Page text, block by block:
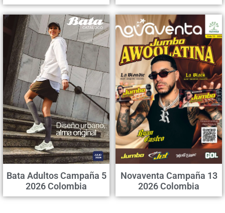
Bata Adultos Campaña 5
2026 Colombia
Novaventa Campaña 13
2026 Colombia